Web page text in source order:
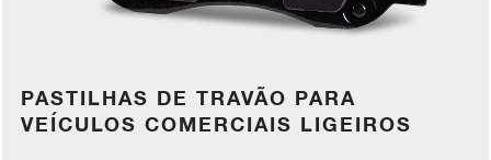
PASTILHAS DE TRAVÃO PARA
VEÍCULOS COMERCIAIS LIGEIROS